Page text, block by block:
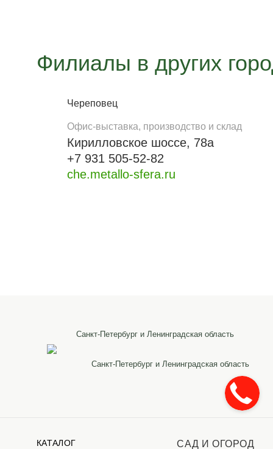
Филиалы в других
Череповец
Офис-выставка, производство и склад
Кирилловское шоссе, 78а
+7 931 505-52-82
che.metallo-sfera.ru
Санкт-Петербург и Ленинградская область
Санкт-Петербург и Ленинградская область
КАТАЛОГ САД И ОГОРОД